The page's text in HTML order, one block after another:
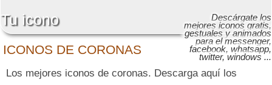
ICONOS DE CORONAS
Tu icono Descárgate los
mejores iconos gratis,
gestuales y animados
para el messenger,
facebook, whatsapp,
twitter, windows ...
Los mejores iconos de coronas. Descarga aquí los